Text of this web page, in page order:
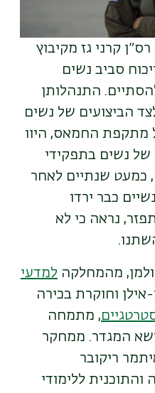
קרני גז מקיבוץ
הוויכוח סביב נשים
התנהלותן
הביצועים של נשים
מתקפת החמאס, היוו
של נשים בתפקידי
כמעט שנתיים לאחר
כבר ירדו
נראה כי לא
מהמחלקה למדעי
אילן וחוקרת בכירה
, מתמחה
המגדר. ממחקר
ריקובר
ללימודי